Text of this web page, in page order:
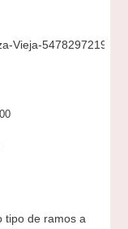
Vieja-
tipo de ramos a